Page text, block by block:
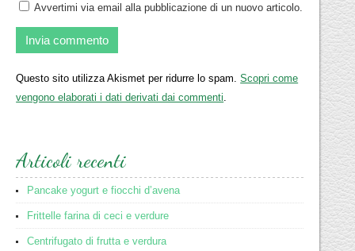
Avvertimi via email alla pubblicazione di un nuovo articolo.
Questo sito utilizza Akismet per ridurre lo spam.Scopri come
vengono elaborati i dati derivati dai commenti
Articoli recenti
Pancake yogurt e fiocchi d’avena
Frittelle farina di ceci e verdure
Centrifugato di frutta e verdura